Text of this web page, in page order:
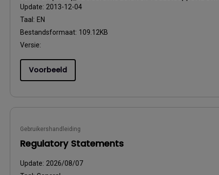
Update: 2013-12-04
Taal: EN
Bestandsformaat: 109.12KB
Versie:
Voorbeeld
Gebruikershandleiding
Regulatory Statements
Update: 2026/08/07